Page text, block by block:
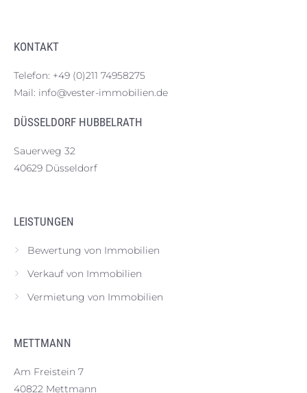
KONTAKT
Telefon: +49 (0)211 74958275
Mail: info@vester-immobilien.de
DÜSSELDORF HUBBELRATH
Sauerweg 32
40629 Düsseldorf
LEISTUNGEN
Bewertung von Immobilien
Verkauf von Immobilien
Vermietung von Immobilien
METTMANN
Am Freistein 7
40822 Mettmann